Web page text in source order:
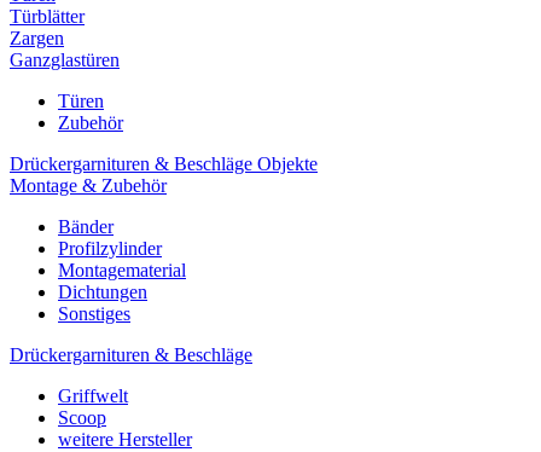
Türblätter
Zargen
Ganzglastüren
Türen
Zubehör
Drückergarnituren & Beschläge Objekte
Montage & Zubehör
Bänder
Profilzylinder
Montagematerial
Dichtungen
Sonstiges
Drückergarnituren & Beschläge
Griffwelt
Scoop
weitere Hersteller